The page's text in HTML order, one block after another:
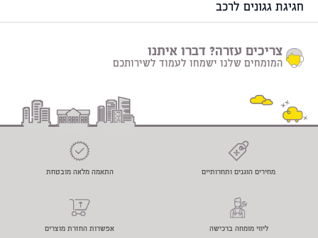
חגיגת גגונים לרכב
צריכים עזרה? דברו איתנו
המומחים שלנו ישמחו לעמוד לשירותכם
מחירים הוגנים ותחרותיים התאמה מלאה מובטחת
ליווי מומחה ברכישה אפשרות החזרת מוצרים